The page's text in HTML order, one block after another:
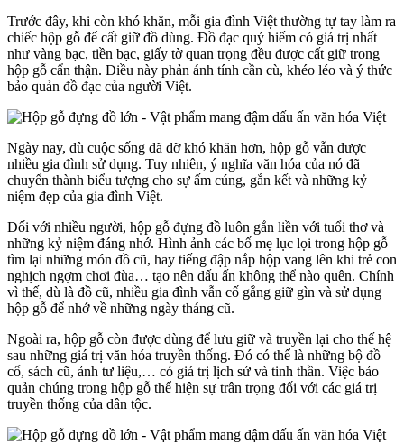
Trước đây, khi còn khó khăn, mỗi gia đình Việt thường tự tay làm ra
chiếc hộp gỗ để cất giữ đồ dùng. Đồ đạc quý hiếm có giá trị nhất
như vàng bạc, tiền bạc, giấy tờ quan trọng đều được cất giữ trong
hộp gỗ cẩn thận. Điều này phản ánh tính cần cù, khéo léo và ý thức
bảo quản đồ đạc của người Việt.
Ngày nay, dù cuộc sống đã đỡ khó khăn hơn, hộp gỗ vẫn được
nhiều gia đình sử dụng. Tuy nhiên, ý nghĩa văn hóa của nó đã
chuyển thành biểu tượng cho sự ấm cúng, gắn kết và những kỷ
niệm đẹp của gia đình Việt.
Đối với nhiều người, hộp gỗ đựng đồ luôn gắn liền với tuổi thơ và
những kỷ niệm đáng nhớ. Hình ảnh các bố mẹ lục lọi trong hộp gỗ
tìm lại những món đồ cũ, hay tiếng đập nắp hộp vang lên khi trẻ con
nghịch ngợm chơi đùa… tạo nên dấu ấn không thể nào quên. Chính
vì thế, dù là đồ cũ, nhiều gia đình vẫn cố gắng giữ gìn và sử dụng
hộp gỗ để nhớ về những ngày tháng cũ.
Ngoài ra, hộp gỗ còn được dùng để lưu giữ và truyền lại cho thế hệ
sau những giá trị văn hóa truyền thống. Đó có thể là những bộ đồ
cổ, sách cũ, ảnh tư liệu,… có giá trị lịch sử và tinh thần. Việc bảo
quản chúng trong hộp gỗ thể hiện sự trân trọng đối với các giá trị
truyền thống của dân tộc.